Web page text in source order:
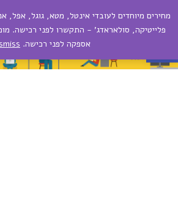
פתח סרגל נגישות
מחירים מיוחדים לעובדי אינטל, מטא, גוגל, אפל,
פלייטיקה, סולאראדג' - התקשרו לפני רכישה.
אספקה לפני רכישה.